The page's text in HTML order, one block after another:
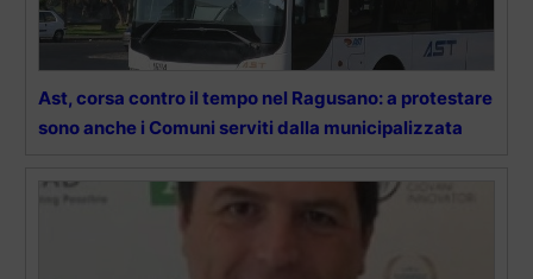
Ast, corsa contro il tempo nel Ragusano: a protestare
sono anche i Comuni serviti dalla municipalizzata